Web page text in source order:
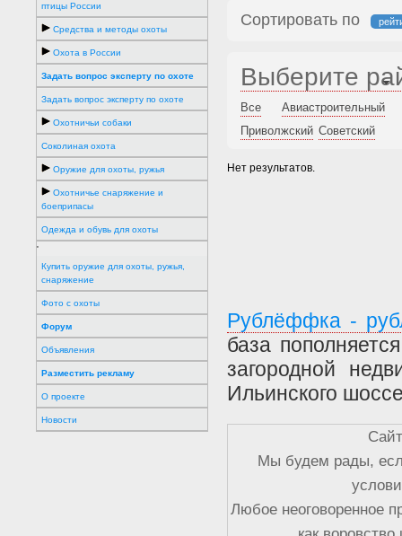
птицы России
Средства и методы охоты
Охота в России
Задать вопрос эксперту по охоте
Задать вопрос эксперту по охоте
Охотничьи собаки
Соколиная охота
Оружие для охоты, ружья
Охотничье снаряжение и
боеприпасы
Одежда и обувь для охоты
'
Купить оружие для охоты, ружья,
снаряжение
Фото с охоты
Форум
Объявления
Разместить рекламу
О проекте
Новости
Сортировать по
Выберите
Все
Авиастроительный
Приволжский Советский
Нет результатов.
Рублёффка -
база
загородной
Ильинского
Мы будем рады,
Любое неоговоренное